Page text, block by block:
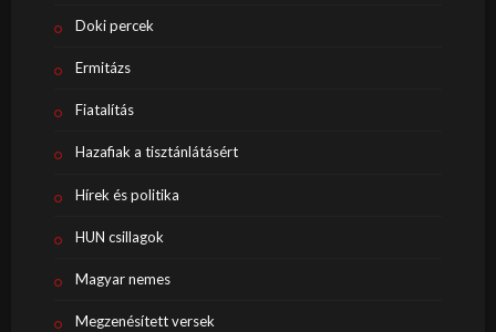
Doki percek
Ermitázs
Fiatalítás
Hazafiak a tisztánlátásért
Hírek és politika
HUN csillagok
Magyar nemes
Megzenésített versek